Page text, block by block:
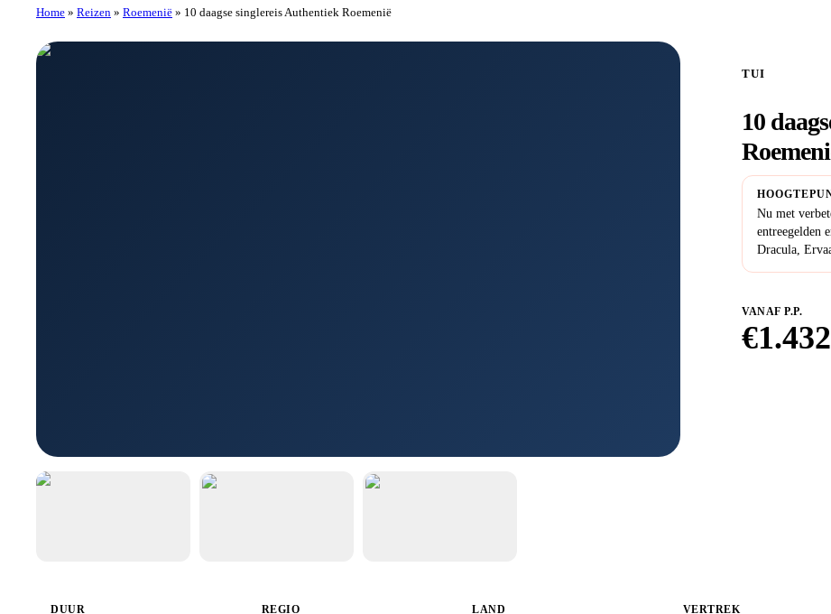
Home » Reizen » Roemenië » 10 daagse singlereis Authentiek Roemenië
TUI
10
Nu met
entreegelden
Dracula,
VANAF P.P.
€1.432
DUUR REGIO LAND VERTREK